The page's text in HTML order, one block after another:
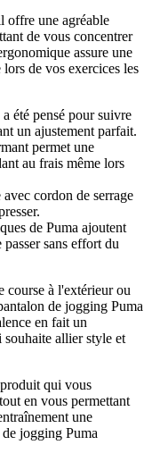
offre une agréable
de vous concentrer
assure une
de vos exercices les
été pensé pour suivre
un ajustement parfait.
permet une
au frais même lors
cordon de serrage
de Puma ajoutent
sans effort du
course à l'extérieur ou
de jogging Puma
en fait un
allier style et
qui vous
en vous permettant
une
jogging Puma